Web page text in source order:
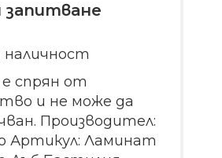
запитване
наличност
спрян от
и не може да
Производител:
Артикул: Ламинат